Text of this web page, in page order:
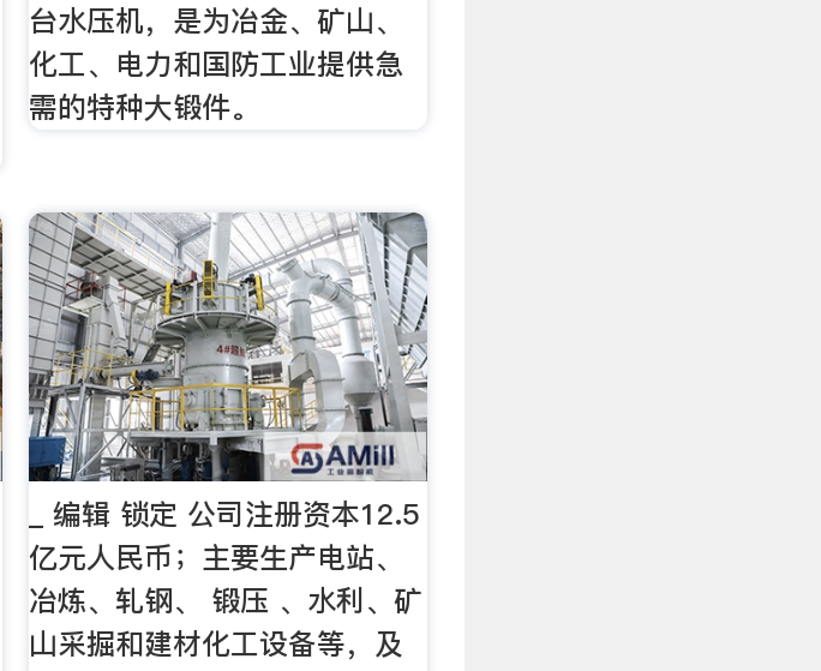
台水压机，是为冶金、矿山、
化工、电力和国防工业提供急
需的特种大锻件。
_ 编辑 锁定 公司注册资本12.5
亿元人民币；主要生产电站、
冶炼、轧钢、 锻压 、水利、矿
山采掘和建材化工设备等，及